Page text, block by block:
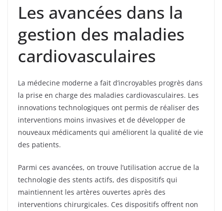
Les avancées dans la
gestion des maladies
cardiovasculaires
La médecine moderne a fait d’incroyables progrès dans
la prise en charge des maladies cardiovasculaires. Les
innovations technologiques ont permis de réaliser des
interventions moins invasives et de développer de
nouveaux médicaments qui améliorent la qualité de vie
des patients.
Parmi ces avancées, on trouve l’utilisation accrue de la
technologie des stents actifs, des dispositifs qui
maintiennent les artères ouvertes après des
interventions chirurgicales. Ces dispositifs offrent non